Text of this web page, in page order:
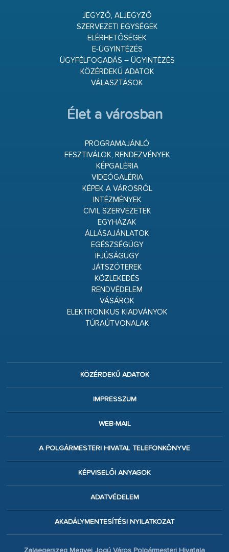
JEGYZŐ, ALJEGYZŐ
SZERVEZETI EGYSÉGEK
ELÉRHETŐSÉGEK
E-ÜGYINTÉZÉS
ÜGYFÉLFOGADÁS – ÜGYINTÉZÉS
KÖZÉRDEKŰ ADATOK
VÁLASZTÁSOK
Élet a városban
PROGRAMAJÁNLÓ
FESZTIVÁLOK, RENDEZVÉNYEK
KÉPGALÉRIA
VIDEÓGALÉRIA
KÉPEK A VÁROSRÓL
INTÉZMÉNYEK
CIVIL SZERVEZETEK
EGYHÁZAK
ÁLLÁSAJÁNLATOK
EGÉSZSÉGÜGY
IFJÚSÁGÜGY
JÁTSZÓTEREK
KÖZLEKEDÉS
RENDVÉDELEM
VÁSÁROK
ELEKTRONIKUS KIADVÁNYOK
TÚRAÚTVONALAK
KÖZÉRDEKŰ ADATOK
IMPRESSZUM
WEB-MAIL
A POLGÁRMESTERI HIVATAL TELEFONKÖNYVE
KÉPVISELŐI ANYAGOK
ADATVÉDELEM
AKADÁLYMENTESÍTÉSI NYILATKOZAT